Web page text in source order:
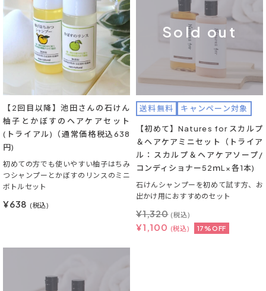
【2回目以降】池田さんの石けん
柚子とかぼすのヘアケアセット
(トライアル)（通常価格税込638
円)
初めての方でも使いやすい柚子はちみ
つシャンプーとかぼすのリンスのミニ
ボトルセット
¥638 (税込)
Sold out
送料無料 キャンペーン対象
【初めて】Natures for スカルプ
＆ヘアケアミニセット（トライア
ル：スカルプ＆ヘアケアソープ/
コンディショナー52ｍL×各1本)
石けんシャンプーを初めて試す方、お
出かけ用におすすめのセット
¥1,100 (税込) 17%OFF
¥1,320 (税込)